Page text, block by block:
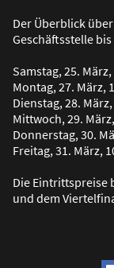
Der Überblick
Geschäftsstelle
Samstag, 25.
Montag, 27. März,
Dienstag, 28.
Mittwoch, 29.
Donnerstag, 30.
Freitag, 31. März,
Die Eintrittspreise
und dem